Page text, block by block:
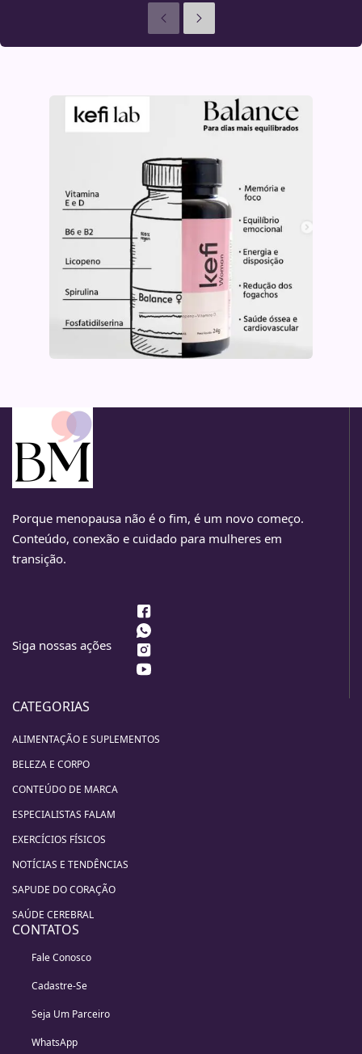
AnterioresSeguinte
Porque menopausa não é o fim, é um novo começo.
Conteúdo, conexão e cuidado para mulheres em
transição.
Siga nossas ações
CATEGORIAS
ALIMENTAÇÃO E SUPLEMENTOS
BELEZA E CORPO
CONTEÚDO DE MARCA
ESPECIALISTAS FALAM
EXERCÍCIOS FÍSICOS
NOTÍCIAS E TENDÊNCIAS
SAPUDE DO CORAÇÃO
SAÚDE CEREBRAL
CONTATOS
Fale Conosco
Cadastre-Se
Seja Um Parceiro
WhatsApp